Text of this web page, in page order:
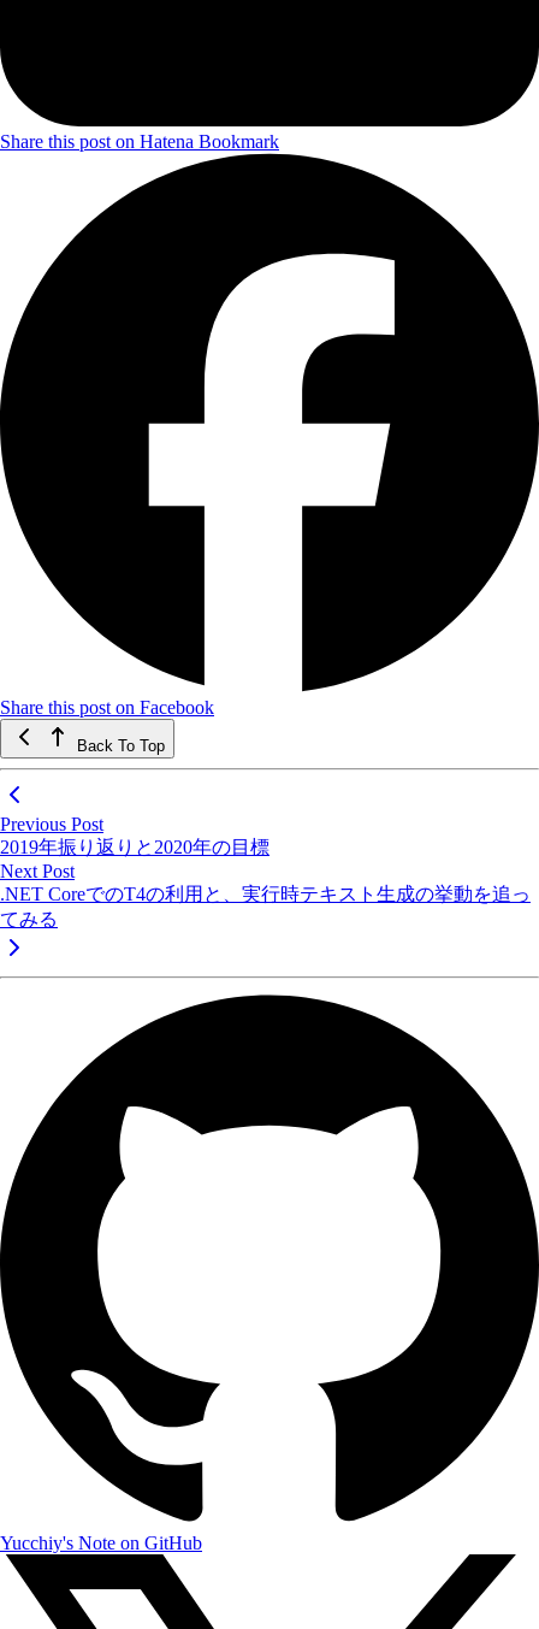
Share this post on Hatena Bookmark
Share this post on Facebook
Back To Top
Previous Post
2019年振り返りと2020年の目標
Next Post
.NET CoreでのT4の利用と、実行時テキスト生成の挙動を追っ
てみる
Yucchiy's Note on GitHub